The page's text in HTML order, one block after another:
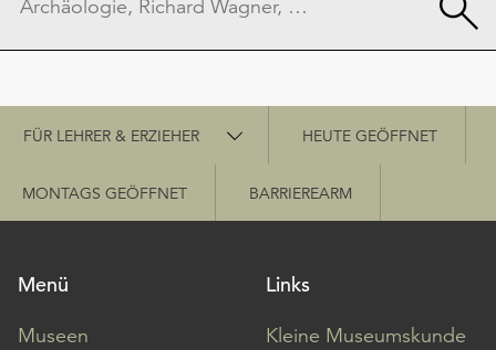
Schnellzugriff
FÜR LEHRER & ERZIEHER HEUTE GEÖFFNET
MONTAGS GEÖFFNET BARRIEREARM
Menü
Museen
Links
Kleine Museumskunde